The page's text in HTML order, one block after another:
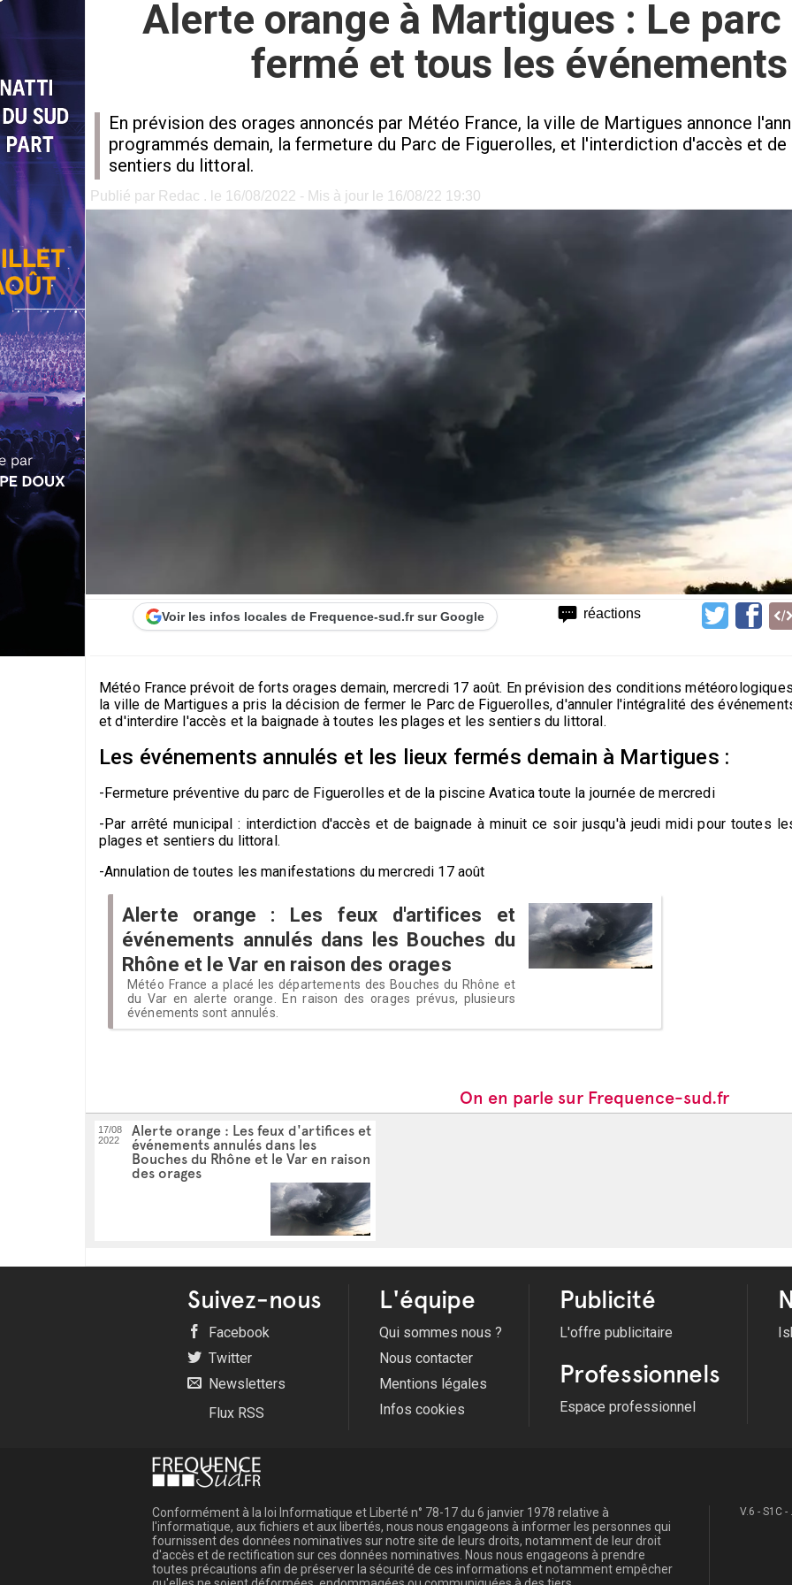
Alerte orange à Martigues : Le
fermé et tous les
En prévision des orages annoncés par Météo France, la ville de Martigues annonce
programmés demain, la fermeture du Parc de Figuerolles, et l'interdiction d'accès et
sentiers du littoral.
Publié par Redac . le 16/08/2022 - Mis à jour le 16/08/22 19:30
réactions
Voir les infos locales de Frequence-sud.fr sur Google
Météo France prévoit de forts orages demain, mercredi 17 août. En prévision des conditions
la ville de Martigues a pris la décision de fermer le Parc de Figuerolles, d'annuler l'intégralité des
et d'interdire l'accès et la baignade à toutes les plages et les sentiers du littoral.
Les événements annulés et les lieux fermés demain à Martigues :
-Fermeture préventive du parc de Figuerolles et de la piscine Avatica toute la journée de mercredi
-Par arrêté municipal : interdiction d'accès et de baignade à minuit ce soir jusqu'à jeudi midi pour toutes
plages et sentiers du littoral.
-Annulation de toutes les manifestations du mercredi 17 août
Alerte orange : Les feux d'artifices et
événements annulés dans les Bouches du
Rhône et le Var en raison des orages
Météo France a placé les départements des Bouches du Rhône et
du Var en alerte orange. En raison des orages prévus, plusieurs
événements sont annulés.
On en parle sur Frequence-sud.fr
17/08
2022
Alerte orange : Les feux d'artifices et
événements annulés dans les
Bouches du Rhône et le Var en raison
des orages
Suivez-nous
Facebook
Twitter
Newsletters
Flux RSS
L'équipe
Qui sommes nous ?
Nous contacter
Mentions légales
Infos cookies
Publicité
L'offre publicitaire
Professionnels
Espace professionnel
Conformément à la loi Informatique et Liberté n° 78-17 du 6 janvier 1978 relative à
l'informatique, aux fichiers et aux libertés, nous nous engageons à informer les personnes qui
fournissent des données nominatives sur notre site de leurs droits, notamment de leur droit
d'accès et de rectification sur ces données nominatives. Nous nous engageons à prendre
toutes précautions afin de préserver la sécurité de ces informations et notamment empêcher
V.6 - S1C